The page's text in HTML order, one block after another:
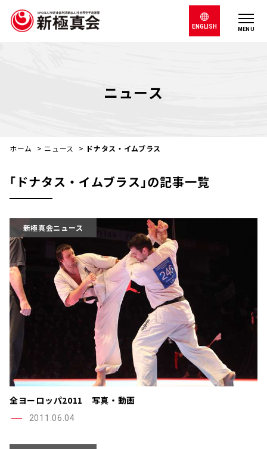
MENU
ENGLISH
ニュース
ホーム > ニュース > ドナタス・イムブラス
｢ドナタス・イムブラス｣の記事一覧
新極真会ニュース
全ヨーロッパ2011 写真・動画
2011.06.04